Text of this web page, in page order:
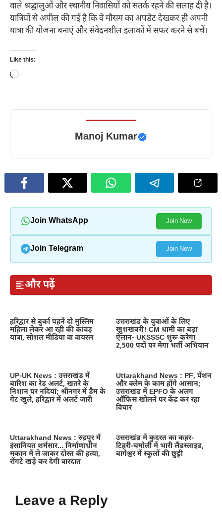
वाले श्रद्धालुओं और स्थानीय निवासियों को सतर्क रहने की सलाह दी है।
यात्रियों से अपील की गई है कि वे मौसम का अपडेट देखकर ही अपनी
यात्रा की योजना बनाएं और संवेदनशील इलाकों में सफर करने से बचें।
Like this:
Loading…
Manoj Kumar
Join WhatsApp Join Now
Join Telegram Join Now
और पढ़ें
हरिद्वार से बुर्का पहने दो मुस्लिम
महिला लेकर आ रही की कांवड़
यात्रा, सोशल मीडिया वा वायरल
उत्तराखंड के युवाओं के लिए
खुशखबरी! CM धामी का बड़ा
ऐलान- UKSSSC शुरू करेगा
2,500 पदों पर मेगा भर्ती अभियान
UP-UK News : उत्तराखंड में
बारिश का रेड अलर्ट, खतरे के
निशान पर नदियां; श्रीनगर में डैम के
गेट खुले, हरिद्वार में अलर्ट जारी
Uttarakhand News : PF, पेंशन
और क्लेम के काम होंगे आसान;
उत्तराखंड में EPFO के अलग
ऑफिस खोलने पर केंद्र कर रहा
विचार
Uttarakhand News : रुद्रपुर में
इंसानियत शर्मसार… निर्माणाधीन
मकान में ले जाकर दोस्त की हत्या,
रोंगटे खड़े कर देगी वारदात
उत्तराखंड में कुदरत का कहर-
टिहरी-चमोली में भारी लैंडस्लाइड,
बागेश्वर में स्कूलों की छुट्टी
Leave a Reply